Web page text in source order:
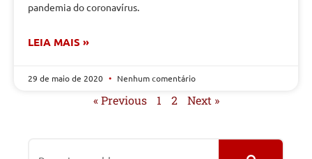
pandemia do coronavírus.
LEIA MAIS »
29 de maio de 2020 Nenhum comentário
« Previous 1 2 Next »